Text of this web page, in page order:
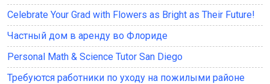
Celebrate Your Grad with Flowers as Bright as Their Future!
Частный дом в аренду во Флориде
Personal Math & Science Tutor San Diego
Требуются работники по уходу на пожилыми районе